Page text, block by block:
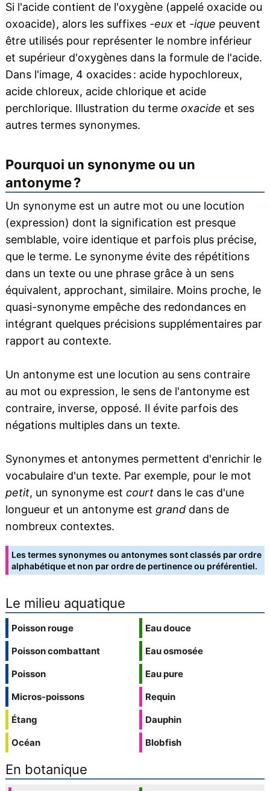
Si l'acide contient de l'oxygène (appelé oxacide ou
oxoacide), alors les suffixes -euxet -ique peuvent
être utilisés pour représenter le nombre inférieur
et supérieur d'oxygènes dans la formule de l'acide.
Dans l'image, 4 oxacides : acide hypochloreux,
acide chloreux, acide chlorique et acide
perchlorique. Illustration du terme oxacide et ses
autres termes synonymes.
Pourquoi un synonyme ou un
antonyme ?
Un synonyme est un autre mot ou une locution
(expression) dont la signification est presque
semblable, voire identique et parfois plus précise,
que le terme. Le synonyme évite des répétitions
dans un texte ou une phrase grâce à un sens
équivalent, approchant, similaire. Moins proche, le
quasi-synonyme empêche des redondances en
intégrant quelques précisions supplémentaires par
rapport au contexte.
Un antonyme est une locution au sens contraire
au mot ou expression, le sens de l'antonyme est
contraire, inverse, opposé. Il évite parfois des
négations multiples dans un texte.
Synonymes et antonymes permettent d'enrichir le
vocabulaire d'un texte. Par exemple, pour le mot
petit, un synonyme est courtdans le cas d'une
longueur et un antonyme est granddans de
nombreux contextes.
Les termes synonymes ou antonymes sont classés par ordre
alphabétique et non par ordre de pertinence ou préférentiel.
Le milieu aquatique
Poisson rouge
Poisson combattant
Poisson
Micros-poissons
Étang
Océan
Eau douce
Eau osmosée
Eau pure
Requin
Dauphin
Blobfish
En botanique